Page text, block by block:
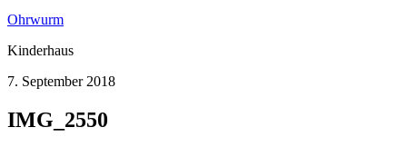
Ohrwurm
Kinderhaus
7. September 2018
IMG_2550